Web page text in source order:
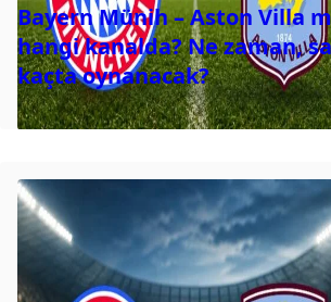
Bayern Münih – Aston Villa
hangi kanalda? Ne zaman,
kaçta oynanacak?